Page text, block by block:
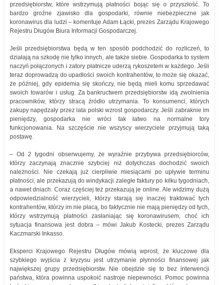
przedsiębiorstw, które wstrzymują płatności bojąc się o przyszłość. To
bardzo groźne zjawisko dla gospodarki, równie niebezpieczne jak
koronawirus dla ludzi – komentuje Adam Łącki, prezes Zarządu Krajowego
Rejestru Długów Biura Informacji Gospodarczej.
Jeśli przedsiębiorstwa będą w ten sposób podchodzić do rozliczeń, to
działają na szkodę nie tylko innych, ale także siebie. Gospodarka to system
naczyń połączonych i zatory płatnicze uderzą rykoszetem w każdego. Jeśli
teraz doprowadzą do upadłości swoich kontrahentów, to może się okazać,
że później, gdy epidemia się skończy, nie będą mieli komu sprzedawać
swoich towarów i usług. Za bankructwem przedsiębiorstw idą zwolnienia
pracowników, którzy stracą źródło utrzymania. To konsumenci, których
zakupy napędzały przez lata polski wzrost gospodarczy. Jeśli zabraknie im
pieniędzy, gospodarka nie wróci tak łatwo na normalne tory
funkcjonowania. Na szczęście nie wszyscy wierzyciele przyjmują taką
postawę.
– Od 2 tygodni obserwujemy, że wyraźnie przybywa przedsiębiorców,
którzy zaczynają znacznie szybciej niż dotychczas dochodzić swoich
należności. Nie czekają już cierpliwie miesiącami po upływie terminu
płatności, ale przekazują do windykacji zaległe faktury po kilku tygodniach,
a nawet dniach. Coraz częściej też przekazują je online. Ale widzimy dużą
odpowiedzialność wierzycieli, którzy starają się inaczej traktować tych
kontrahentów, którzy im nie płacą, bo faktycznie nie mają pieniędzy od tych,
którzy wstrzymują płatności zasłaniając się koronawirusem, choć ich
sytuacja finansowa jest dobra – mówi Jakub Kostecki, prezes Zarządu
Kaczmarski Inkasso.
Eksperci Krajowego Rejestru Długów mówią wprost, że kluczowe dla
szybkiego wyjścia z kryzysu jest utrzymanie płynności finansowej jak
największej grupy przedsiębiorstw. Nie obejdzie się to bez interwencji
państwa, która powinna uspokoić nastroje niepewności. Pomoc powinna